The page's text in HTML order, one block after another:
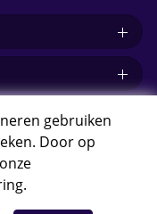
gebruiken
Door op
.